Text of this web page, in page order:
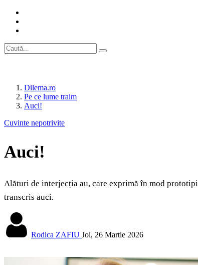
Dilema.ro
Pe ce lume traim
Auci!
Cuvinte nepotrivite
Auci!
Alături de interjecția au, care exprimă în mod
transcris auci.
Rodica ZAFIU Joi, 26 Martie 2026